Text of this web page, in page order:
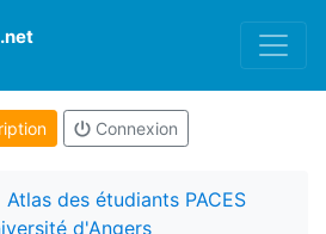
.net
Connexion
Atlas des étudiants PACES
d'Angers